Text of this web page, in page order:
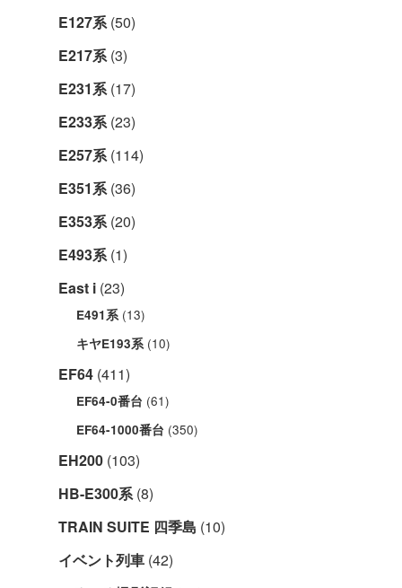
E127系 (50)
E217系 (3)
E231系 (17)
E233系 (23)
E257系 (114)
E351系 (36)
E353系 (20)
E493系 (1)
East i (23)
E491系 (13)
キヤE193系 (10)
EF64 (411)
EF64-0番台 (61)
EF64-1000番台 (350)
EH200 (103)
HB-E300系 (8)
TRAIN SUITE 四季島 (10)
イベント列車 (42)